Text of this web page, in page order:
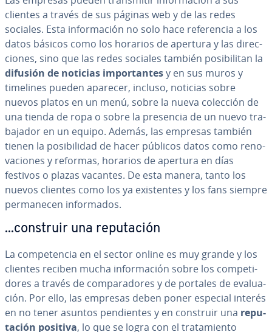
clientes a través de sus páginas web y de las redes
sociales. Esta in­fo­r­ma­ción no solo hace re­fe­re­n­cia a los
datos básicos como los horarios de apertura y las di­re­c­
cio­nes, sino que las redes sociales también po­si­bi­li­tan la
difusión de noticias im­po­r­ta­n­tesy en sus muros y
timelines pueden aparecer, incluso, noticias sobre
nuevos platos en un menú, sobre la nueva colección de
una tienda de ropa o sobre la presencia de un nuevo tra­
ba­ja­dor en un equipo. Además, las empresas también
tienen la po­si­bi­li­dad de hacer públicos datos como re­no­
va­cio­nes y reformas, horarios de apertura en días
festivos o plazas vacantes. De esta manera, tanto los
nuevos clientes como los ya exi­s­te­n­tes y los fans siempre
pe­r­ma­ne­cen in­fo­r­ma­dos.
...construir una repu­tación
La co­m­pe­te­n­cia en el sector online es muy grande y los
clientes reciben mucha in­fo­r­ma­ción sobre los co­m­pe­ti­
do­res a través de co­m­pa­ra­do­res y de portales de eva­lua­
ción. Por ello, las empresas deben poner especial interés
en no tener asuntos pe­n­die­n­tes y en construir una repu­
tación positiva, lo que se logra con el tra­ta­mie­n­to